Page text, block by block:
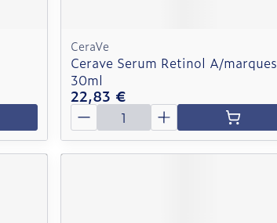
CeraVe
Cerave Serum Retinol A/marques
30ml
22,83 €
Quantité